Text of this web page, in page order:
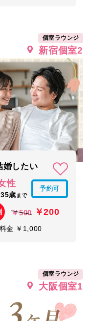
個室ラウンジ
新宿個室2
婚したい
性
歳 まで
予約可
￥500 ￥200
金 ￥1,000
個室ラウンジ
大阪個室1